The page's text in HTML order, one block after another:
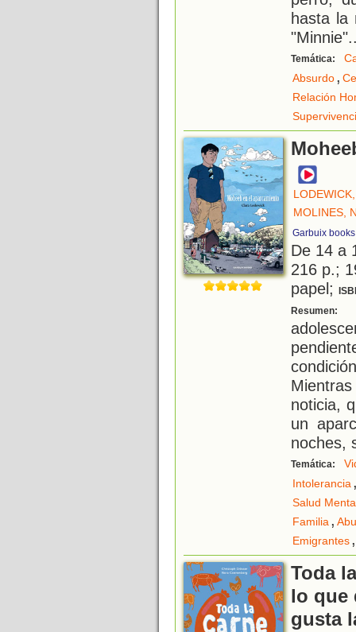
hasta la
"Minnie"
Temática:
Absurdo,
Relación
MOLINES,
Garbuix books
De 14 a
216 p.;
papel;
Resumen:
noticia,
un
noches,
Temática:
Intolerancia
Salud
Familia ,
Emigrantes,
Toda
lo que
gusta